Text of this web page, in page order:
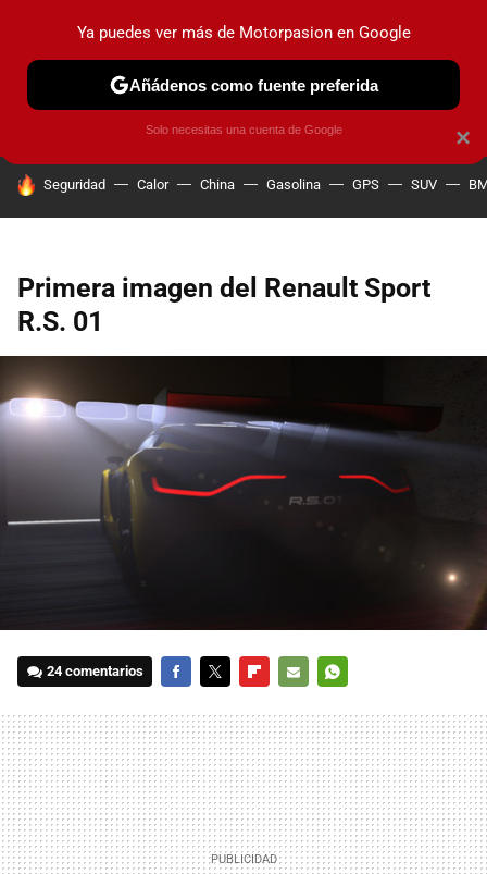
PRUEBAS COCHES ELÉCTRICOS OBSERVATORIO
HOY SE HABLA DE
Seguridad Calor China Gasolina GPS SUV
Primera imagen del Renault Sport
R.S. 01
24 comentarios
MAIL
×
Ya puedes ver más de Motorpasion en Google
Añádenos como fuente preferida
Solo necesitas una cuenta de Google